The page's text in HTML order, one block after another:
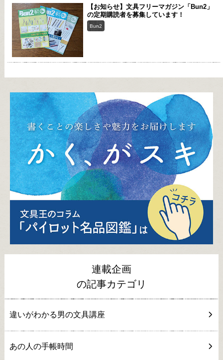
【お知らせ】文具フリーマガジン「Bun2」
の定期購読者を募集しています！
Bun2
連載企画
の記事カテゴリ
違いがわかる男の文具講座
あの人の手帳時間